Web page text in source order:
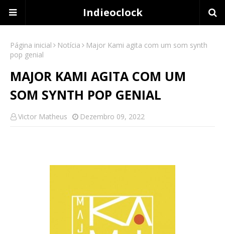
Indieoclock
Página inicial Notícia
Major Kami agita com um som synth
pop genial
MAJOR KAMI AGITA COM UM
SOM SYNTH POP GENIAL
Victor Matheus Dezembro 09, 2022